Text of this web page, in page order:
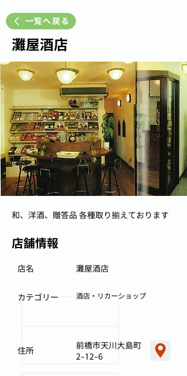
一覧へ戻る
灘屋酒店
和、洋酒、贈答品 各種取り揃えております
店舗情報
灘屋酒店
店名
酒店・リカーショップ
カテゴリー
前橋市天川大島町
2-12-6
住所